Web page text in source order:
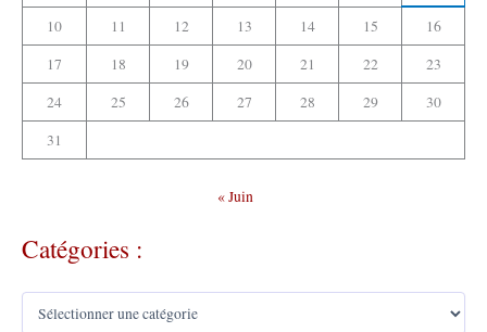
10 11 12 13 14 15
16
17
18 19 20 21 22
23
24
25 26 27 28 29
30
31
« Juin
Catégories :
C